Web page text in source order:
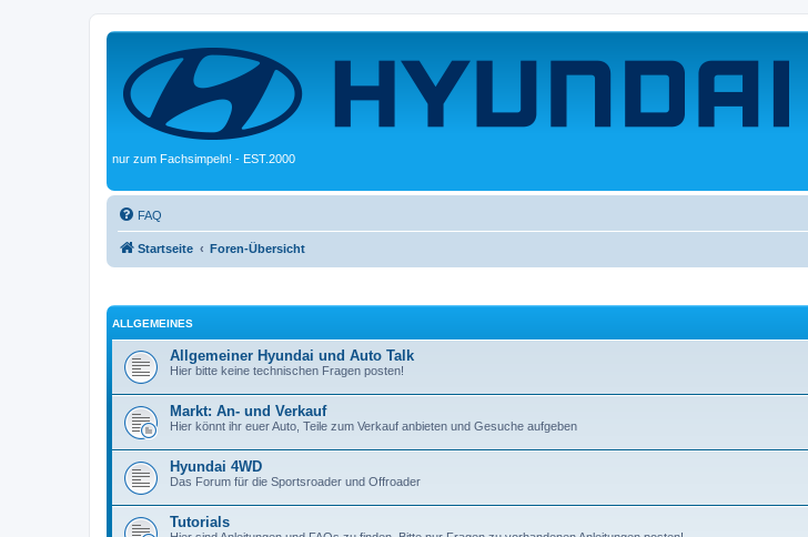
nur zum Fachsimpeln! - EST.2000
FAQ
Startseite Foren-Übersicht
ALLGEMEINES
Allgemeiner Hyundai und Auto Talk
Hier bitte keine technischen Fragen posten!
Markt: An- und Verkauf
Hier könnt ihr euer Auto, Teile zum Verkauf anbieten und Gesuche aufgeben
Hyundai 4WD
Das Forum für die Sportsroader und Offroader
Tutorials